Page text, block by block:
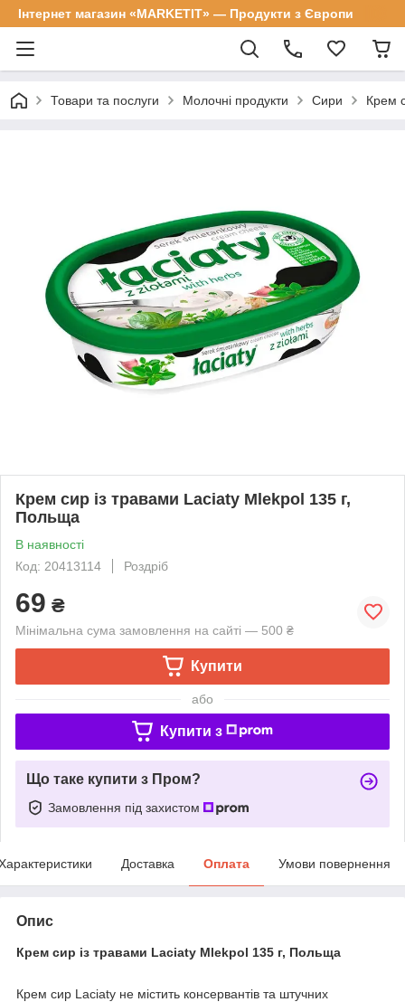
Інтернет магазин «MARKETIT» — Продукти з Європи
Товари та послуги Молочні продукти Сири Крем
Крем сир із травами Laciaty Mlekpol 135 г,
Польща
В наявності
Код: 20413114
Роздріб
69 ₴
Мінімальна сума замовлення на сайті — 500 ₴
Купити
або
Купити з
Що таке купити з Пром?
Замовлення під захистом
Доставка Оплата Умови повернення
Опис
Крем сир із травами Laciaty Mlekpol 135 г, Польща
Крем сир Laciaty не містить консервантів та штучних